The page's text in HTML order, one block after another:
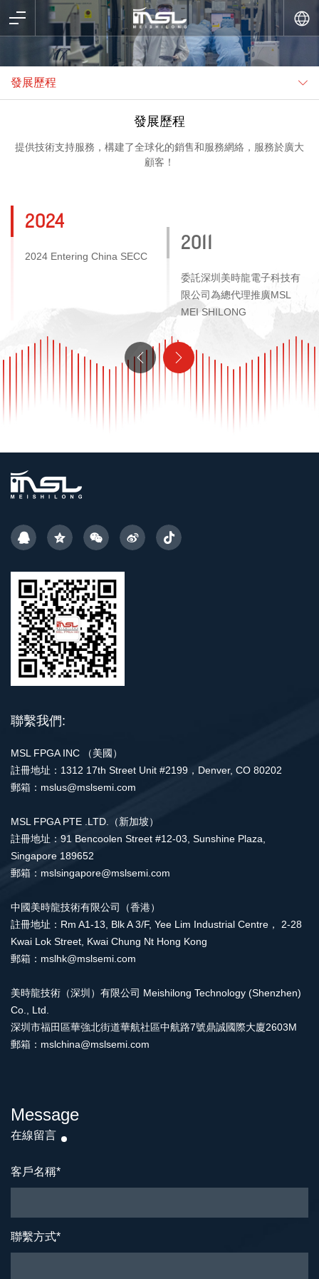
發展歷程
發展歷程
提供技術支持服務，構建了全球化的銷售和服務網絡，服務於廣大
顧客！
2024
2024 Entering China SECC
2011
委託深圳美時龍電子科技有
限公司為總代理推廣MSL
MEI SHILONG
聯繫我們:
MSL FPGA INC （美國）
註冊地址：1312 17th Street Unit #2199，Denver, CO 80202
郵箱：mslus@mslsemi.com
MSL FPGA PTE .LTD.（新加坡）
註冊地址：91 Bencoolen Street #12-03, Sunshine Plaza,
Singapore 189652
郵箱：mslsingapore@mslsemi.com
中國美時龍技術有限公司（香港）
註冊地址：Rm A1-13, Blk A 3/F, Yee Lim Industrial Centre， 2-28
Kwai Lok Street, Kwai Chung Nt Hong Kong
郵箱：mslhk@mslsemi.com
美時龍技術（深圳）有限公司 Meishilong Technology (Shenzhen)
Co., Ltd.
深圳市福田區華強北街道華航社區中航路7號鼎誠國際大廈2603M
郵箱：mslchina@mslsemi.com
Message
在線留言
客戶名稱*
聯繫方式*